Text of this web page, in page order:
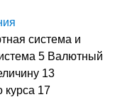
система и
5 Валютный
13
курса 17